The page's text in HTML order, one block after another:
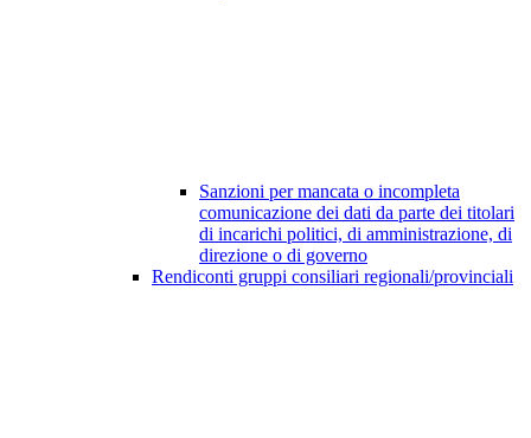
Sanzioni per mancata o incompleta
comunicazione dei dati da parte dei titolari
di incarichi politici, di amministrazione, di
direzione o di governo
Rendiconti gruppi consiliari regionali/provinciali